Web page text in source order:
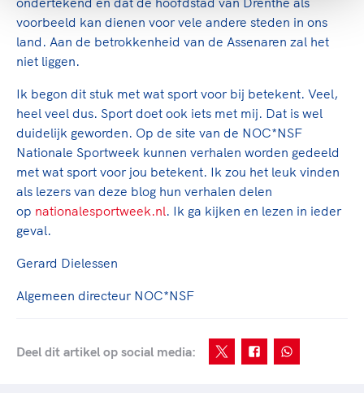
voorbeeld kan dienen voor vele andere steden in ons
land. Aan de betrokkenheid van de Assenaren zal het
niet liggen.
Ik begon dit stuk met wat sport voor bij betekent. Veel,
heel veel dus. Sport doet ook iets met mij. Dat is wel
duidelijk geworden. Op de site van de NOC*NSF
Nationale Sportweek kunnen verhalen worden gedeeld
met wat sport voor jou betekent. Ik zou het leuk vinden
als lezers van deze blog hun verhalen delen
op nationalesportweek.nl. Ik ga kijken en lezen in ieder
geval.
Gerard Dielessen
Algemeen directeur NOC*NSF
Deel dit artikel op social media: